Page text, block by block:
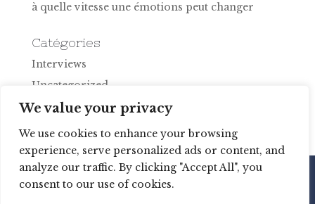
We value your privacy
We use cookies to enhance your browsing
experience, serve personalized ads or content, and
analyze our traffic. By clicking "Accept All", you
consent to our use of cookies.
à quelle vitesse une émotions peut changer
Catégories
Interviews
Uncategorized
vlogue fr